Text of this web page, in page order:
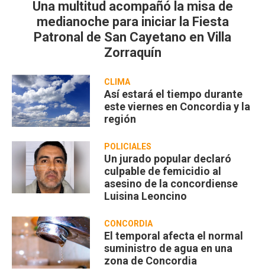
Una multitud acompañó la misa de
medianoche para iniciar la Fiesta
Patronal de San Cayetano en Villa
Zorraquín
CLIMA
Así estará el tiempo durante
este viernes en Concordia y la
región
POLICIALES
Un jurado popular declaró
culpable de femicidio al
asesino de la concordiense
Luisina Leoncino
CONCORDIA
El temporal afecta el normal
suministro de agua en una
zona de Concordia